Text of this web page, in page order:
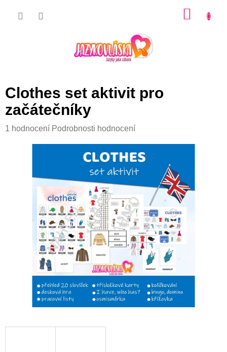
Clothes set aktivit pro
začátečníky
Průměrné
produktu
1 hodnocení Podrobnosti hodnocení